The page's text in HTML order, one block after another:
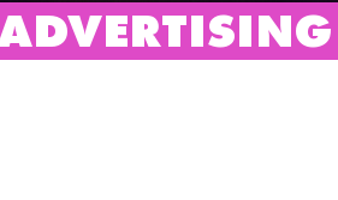
BUREAU